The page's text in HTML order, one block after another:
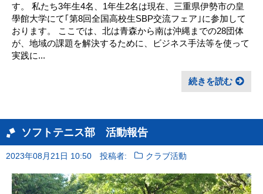
す。 私たち3年生4名、1年生2名は現在、三重県伊勢市の皇
學館大学にて｢第8回全国高校生SBP交流フェア｣に参加して
おります。 ここでは、北は青森から南は沖縄までの28団体
が、地域の課題を解決するために、ビジネス手法等を使って
実践に...
続きを読む
ソフトテニス部 活動報告
2023年08月21日 10:50 投稿者: クラブ活動